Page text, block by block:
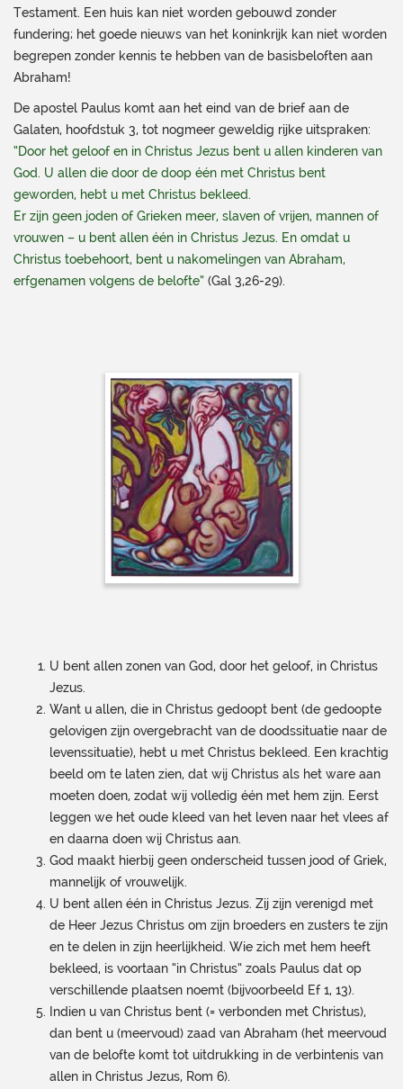
Testament. Een huis kan niet worden gebouwd zonder
fundering; het goede nieuws van het koninkrijk kan niet worden
begrepen zonder kennis te hebben van de basisbeloften aan
Abraham!
De apostel Paulus komt aan het eind van de brief aan de
Galaten, hoofdstuk 3, tot nogmeer geweldig rijke uitspraken:
“Door het geloof en in Christus Jezus bent u allen kinderen van
God. U allen die door de doop één met Christus bent
geworden, hebt u met Christus bekleed.
Er zijn geen joden of Grieken meer, slaven of vrijen, mannen of
vrouwen – u bent allen één in Christus Jezus. En omdat u
Christus toebehoort, bent u nakomelingen van Abraham,
erfgenamen volgens de belofte” (Gal 3,26-29).
U bent allen zonen van God, door het geloof, in Christus
Jezus.
Want u allen, die in Christus gedoopt bent (de gedoopte
gelovigen zijn overgebracht van de doodssituatie naar de
levenssituatie), hebt u met Christus bekleed. Een krachtig
beeld om te laten zien, dat wij Christus als het ware aan
moeten doen, zodat wij volledig één met hem zijn. Eerst
leggen we het oude kleed van het leven naar het vlees af
en daarna doen wij Christus aan.
God maakt hierbij geen onderscheid tussen jood of Griek,
mannelijk of vrouwelijk.
U bent allen één in Christus Jezus. Zij zijn verenigd met
de Heer Jezus Christus om zijn broeders en zusters te zijn
en te delen in zijn heerlijkheid. Wie zich met hem heeft
bekleed, is voortaan “in Christus” zoals Paulus dat op
verschillende plaatsen noemt (bijvoorbeeld Ef 1, 13).
Indien u van Christus bent (= verbonden met Christus),
dan bent u (meervoud) zaad van Abraham (het meervoud
van de belofte komt tot uitdrukking in de verbintenis van
allen in Christus Jezus, Rom 6).